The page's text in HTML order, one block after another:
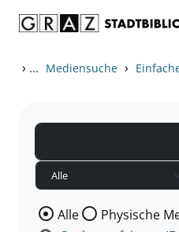
› ... Mediensuche ›
Wählen Sie die
Alle Physische